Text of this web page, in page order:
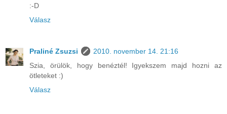
:-D
Válasz
Praliné Zsuzsi
2010. november 14. 21:16
Szia, örülök, hogy benéztél! Igyekszem majd hozni az
ötleteket :)
Válasz